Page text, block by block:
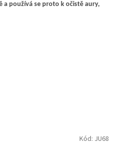
a používá se proto k očistě aury,
Kód: JU68